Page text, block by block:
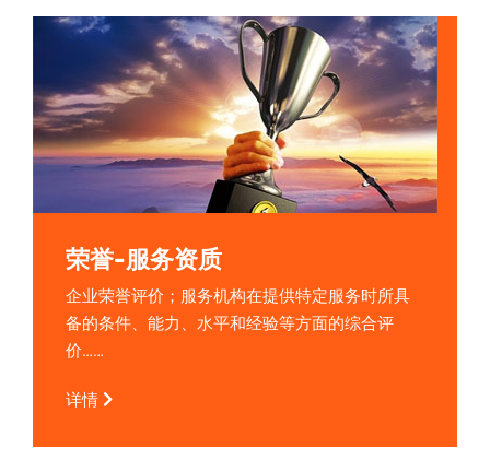
荣誉-服务资质
企业荣誉评价；服务机构在提供特定服务时所具
备的条件、能力、水平和经验等方面的综合评
价……
详情